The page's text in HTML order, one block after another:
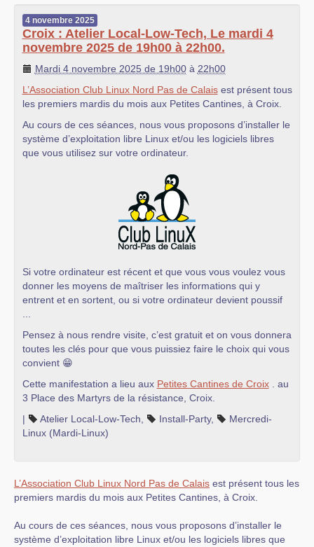
4 novembre 2025
Croix : Atelier Local-Low-Tech, Le mardi 4
novembre 2025 de 19h00 à 22h00.
Mardi 4 novembre 2025 de 19h00à 22h00
L’Association Club Linux Nord Pas de Calaisest présent tous
les premiers mardis du mois aux Petites Cantines, à Croix.
Au cours de ces séances, nous vous proposons d’installer le
système d’exploitation libre Linux et/ou les logiciels libres
que vous utilisez sur votre ordinateur.
Si votre ordinateur est récent et que vous vous voulez vous
donner les moyens de maîtriser les informations qui y
entrent et en sortent, ou si votre ordinateur devient poussif
Pensez à nous rendre visite, c’est gratuit et on vous donnera
toutes les clés pour que vous puissiez faire le choix qui vous
convient 😁
Cette manifestation a lieu aux Petites Cantines de Croix. au
3 Place des Martyrs de la résistance, Croix.
|
Atelier Local-Low-Tech Install-Party,
Mercredi-
Linux (Mardi-Linux)
L’Association Club Linux Nord Pas de Calais est présent tous les
premiers mardis du mois aux Petites Cantines, à Croix.
Au cours de ces séances, nous vous proposons d’installer le
système d’exploitation libre Linux et/ou les logiciels libres que